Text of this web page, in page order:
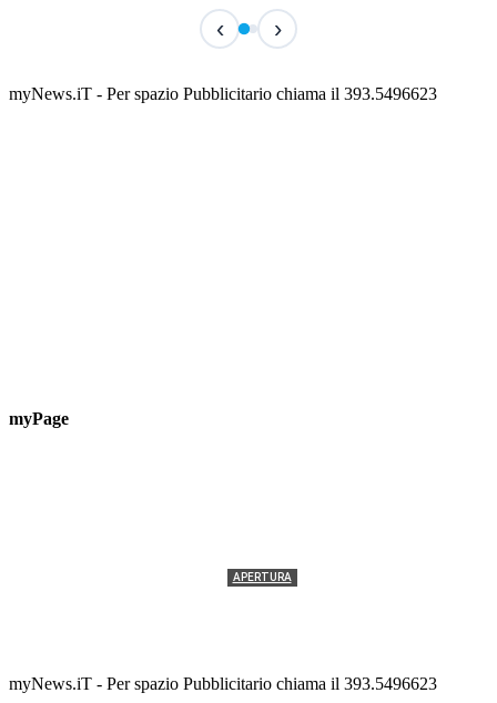
Classic Contest 3vs3 Memorial Michele
📅 6 Agosto 2026 · 09:00 · 📍 Lungomare C. Colombo
‹ ›
myNews.iT - Per spazio Pubblicitario chiama il 393.5496623
myPage
APERTURA
myNews.iT - Per spazio Pubblicitario chiama il 393.5496623